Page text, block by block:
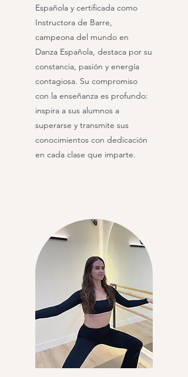
Española y certificada como
Instructora de Barre,
campeona del mundo en
Danza Española, destaca por su
constancia, pasión y energía
contagiosa. Su compromiso
con la enseñanza es profundo:
inspira a sus alumnos a
superarse y transmite sus
conocimientos con dedicación
en cada clase que imparte.